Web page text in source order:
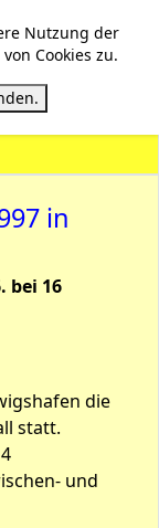
Nutzung der
Cookies zu.
in
bei 16
die
statt.
und